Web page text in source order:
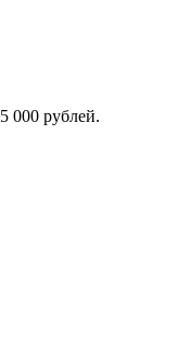
000 рублей.